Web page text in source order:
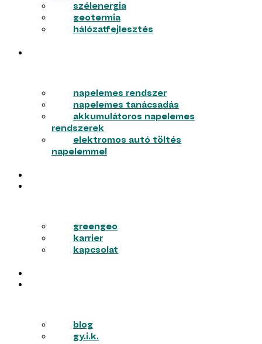
szélenergia
geotermia
hálózatfejlesztés
napelemes rendszer
napelemes tanácsadás
akkumulátoros napelemes
rendszerek
elektromos autó töltés
napelemmel
greengeo
karrier
kapcsolat
blog
gy.i.k.